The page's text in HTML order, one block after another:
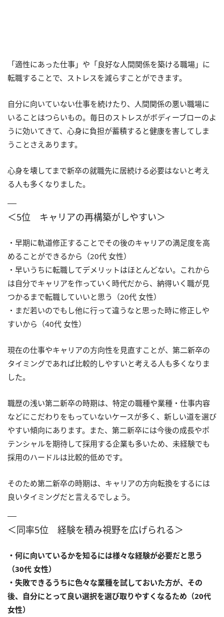
「適性にあった仕事」や「良好な人間関係を築ける職場」に
転職することで、ストレスを減らすことができます。
自分に向いていない仕事を続けたり、人間関係の悪い職場に
いることはつらいもの。毎日のストレスがボディーブローのよ
うに効いてきて、心身に負担が蓄積すると健康を害してしま
うことさえあります。
心身を壊してまで新卒の就職先に居続ける必要はないと考え
る人も多くなりました。
＜5位 キャリアの再構築がしやすい＞
・早期に軌道修正することでその後のキャリアの満足度を高
めることができるから（20代 女性）
・早いうちに転職してデメリットはほとんどない。これから
は自分でキャリアを作っていく時代だから、納得いく職が見
つかるまで転職していいと思う（20代 女性）
・まだ若いのでもし他に行って違うなと思った時に修正しや
すいから（40代 女性）
現在の仕事やキャリアの方向性を見直すことが、第二新卒の
タイミングであれば比較的しやすいと考える人も多くなりま
した。
職歴の浅い第二新卒の時期は、特定の職種や業種・仕事内容
などにこだわりをもっていないケースが多く、新しい道を選び
やすい傾向にあります。また、第二新卒には今後の成長やポ
テンシャルを期待して採用する企業も多いため、未経験でも
採用のハードルは比較的低めです。
そのため第二新卒の時期は、キャリアの方向転換をするには
良いタイミングだと言えるでしょう。
＜同率5位 経験を積み視野を広げられる＞
・何に向いているかを知るには様々な経験が必要だと思う
（30代 女性）
・失敗できるうちに色々な業種を試しておいた方が、その
後、自分にとって良い選択を選び取りやすくなるため（20代
女性）